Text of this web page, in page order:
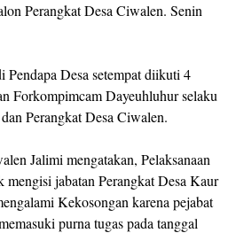
Perangkat Desa Ciwalen. Senin
Desa setempat diikuti 4
Forkompimcam Dayeuhluhur selaku
Perangkat Desa Ciwalen.
Jalimi mengatakan, Pelaksanaan
mengisi jabatan Perangkat Desa Kaur
Kekosongan karena pejabat
purna tugas pada tanggal